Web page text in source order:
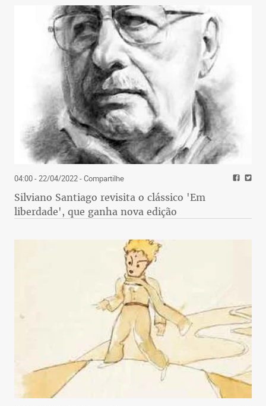
04:00 - 22/04/2022- Compartilhe
Silviano Santiago revisita o clássico 'Em
liberdade', que ganha nova edição